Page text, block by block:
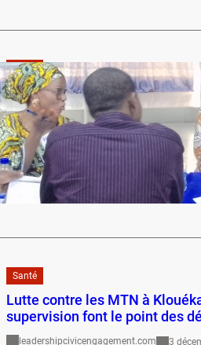
Santé
Prise en charge efficace des
professionnels de santé
leadershipcivicengagement.com 14
Prise en charge efficace des
professionnels de santé
Read More…
Santé
Lutte contre les MTN à
supervision font le point des
leadershipcivicengagement.com 3